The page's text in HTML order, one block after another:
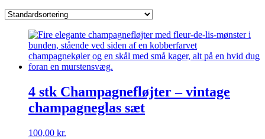
4 stk Champagnefløjter – vintage
champagneglas sæt
100,00 kr.